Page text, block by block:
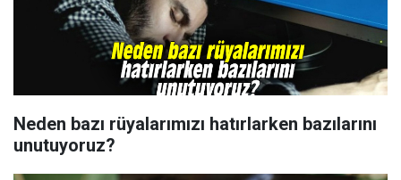
Neden bazı rüyalarımızı hatırlarken bazılarını
unutuyoruz?